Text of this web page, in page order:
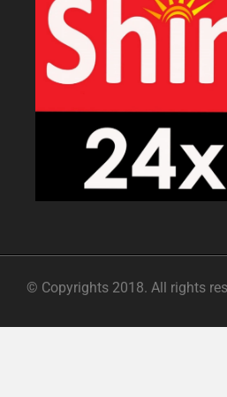
© Copyrights 2018. All rights